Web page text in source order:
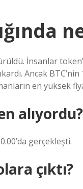
İnsanlar
Ancak
en yüksek
alıyordu?
gerçekleşti.
çıktı?